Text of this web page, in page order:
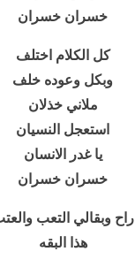
خسران خسران
كل الكلام اختلف
وبكل وعوده خلف
ملاني خذلان
استعجل النسيان
يا غدر الانسان
خسران خسران
راح وبقالي التعب
هذا البقه